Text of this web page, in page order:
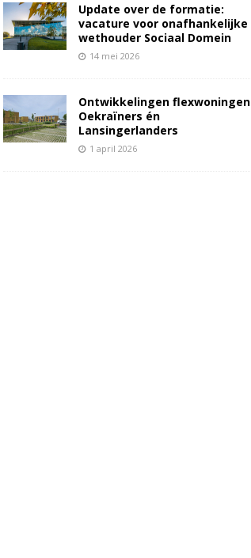
Update over de formatie:
vacature voor onafhankelijke
wethouder Sociaal Domein
14 mei 2026
Ontwikkelingen flexwoningen
Oekraïners én
Lansingerlanders
1 april 2026